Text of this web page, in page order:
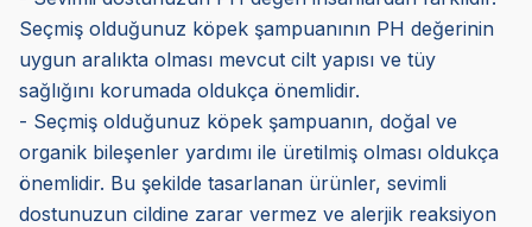
Seçmiş olduğunuz köpek şampuanının PH değerinin
uygun aralıkta olması mevcut cilt yapısı ve tüy
sağlığını korumada oldukça önemlidir.
- Seçmiş olduğunuz köpek şampuanın, doğal ve
organik bileşenler yardımı ile üretilmiş olması oldukça
önemlidir. Bu şekilde tasarlanan ürünler, sevimli
dostunuzun cildine zarar vermez ve alerjik reaksiyon